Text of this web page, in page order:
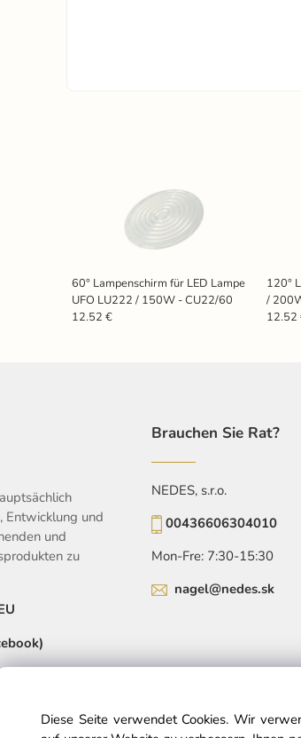
60° Lampenschirm für LED Lampe
UFO LU222 / 150W - CU22/60
12.52 €
120°
/
12.52
Entwicklung und
und
zu
Brauchen Sie Rat?
NEDES, s.r.o.
00436606304010
Mon-Fre: 7:30-15:30
nagel@nedes.sk
Diese Seite verwendet Cookies. Wir